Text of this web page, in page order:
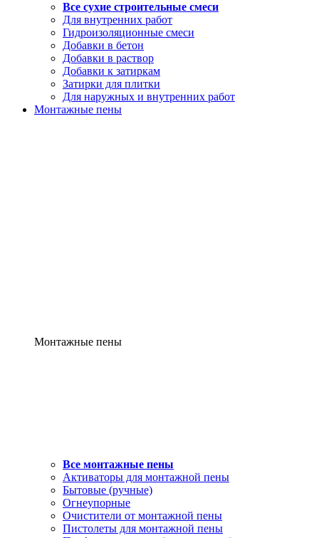
Все сухие строительные смеси
Для внутренних работ
Гидроизоляционные смеси
Добавки в бетон
Добавки в раствор
Добавки к затиркам
Затирки для плитки
Для наружных и внутренних работ
Монтажные пены
Монтажные пены
Все монтажные пены
Активаторы для монтажной пены
Бытовые (ручные)
Огнеупорные
Очистители от монтажной пены
Пистолеты для монтажной пены